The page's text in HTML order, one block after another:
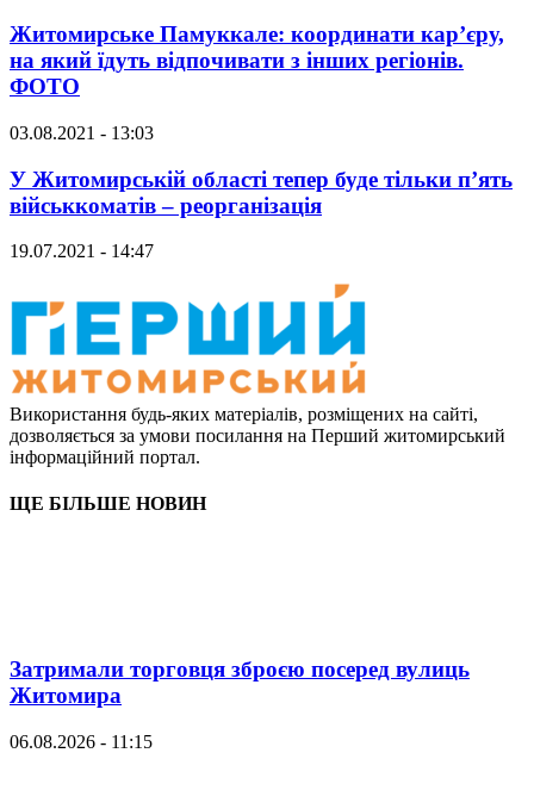
Житомирське Памуккале: координати кар’єру,
на який їдуть відпочивати з інших регіонів.
ФОТО
03.08.2021 - 13:03
У Житомирській області тепер буде тільки п’ять
військкоматів – реорганізація
19.07.2021 - 14:47
Використання будь-яких матеріалів, розміщених на сайті,
дозволяється за умови посилання на Перший житомирський
інформаційний портал.
ЩЕ БІЛЬШЕ НОВИН
Затримали торговця зброєю посеред вулиць
Житомира
06.08.2026 - 11:15